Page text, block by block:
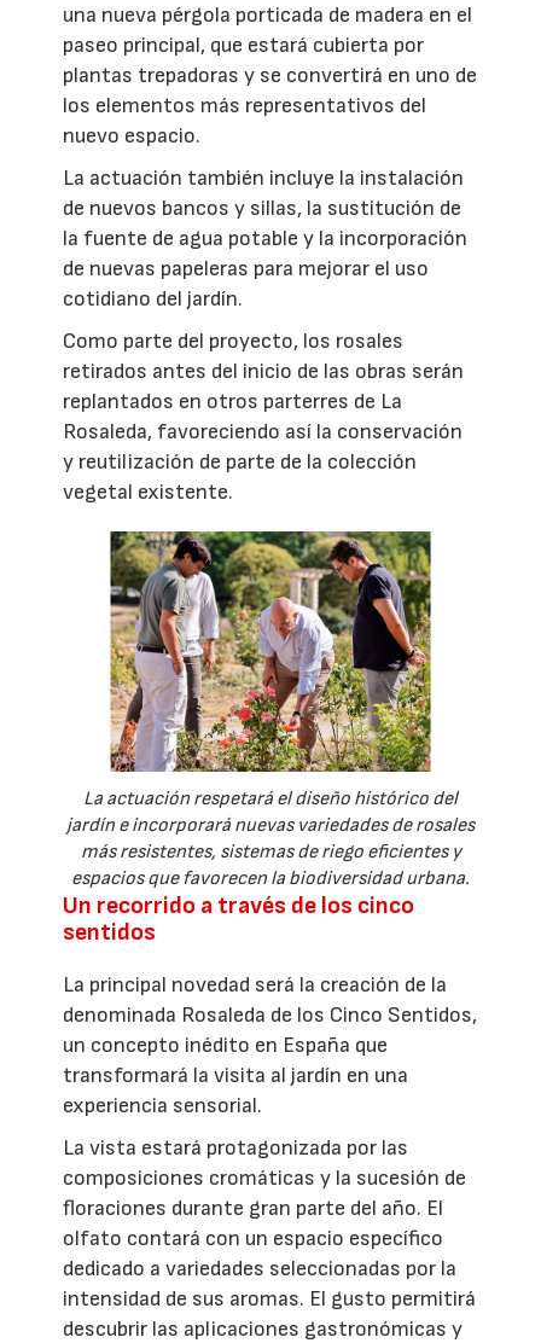
una nueva pérgola porticada de madera en el
paseo principal, que estará cubierta por
plantas trepadoras y se convertirá en uno de
los elementos más representativos del
nuevo espacio.
La actuación también incluye la instalación
de nuevos bancos y sillas, la sustitución de
la fuente de agua potable y la incorporación
de nuevas papeleras para mejorar el uso
cotidiano del jardín.
Como parte del proyecto, los rosales
retirados antes del inicio de las obras serán
replantados en otros parterres de La
Rosaleda, favoreciendo así la conservación
y reutilización de parte de la colección
vegetal existente.
La actuación respetará el diseño histórico del
jardín e incorporará nuevas variedades de rosales
más resistentes, sistemas de riego eficientes y
espacios que favorecen la biodiversidad urbana.
Un recorrido a través de los cinco
sentidos
La principal novedad será la creación de la
denominada Rosaleda de los Cinco Sentidos,
un concepto inédito en España que
transformará la visita al jardín en una
experiencia sensorial.
La vista estará protagonizada por las
composiciones cromáticas y la sucesión de
floraciones durante gran parte del año. El
olfato contará con un espacio específico
dedicado a variedades seleccionadas por la
intensidad de sus aromas. El gusto permitirá
descubrir las aplicaciones gastronómicas y